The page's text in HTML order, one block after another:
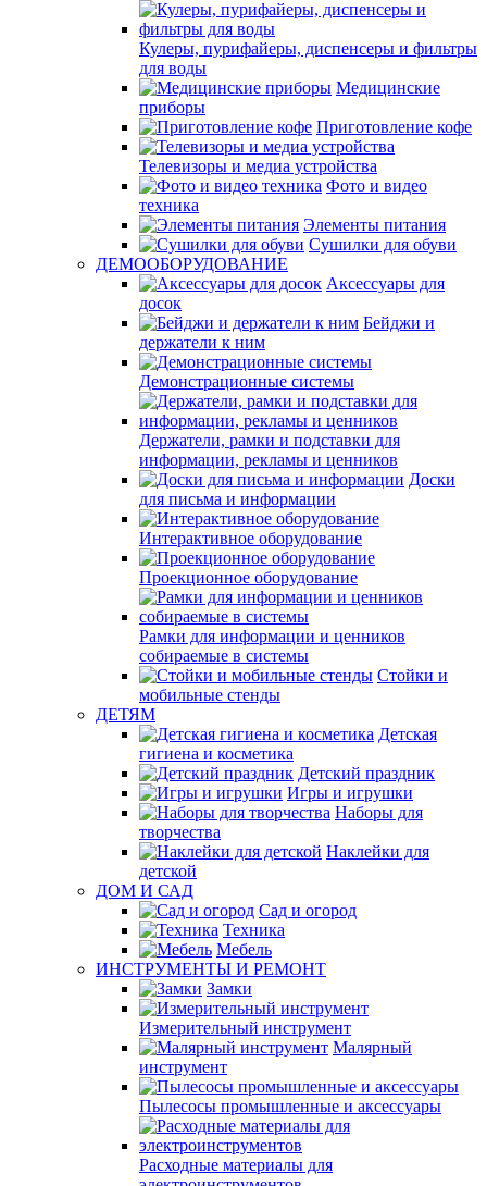
Кулеры, пурифайеры, диспенсеры и фильтры
для воды
Медицинские
приборы
Приготовление кофе
Телевизоры и медиа устройства
Фото и видео
техника
Элементы питания
Сушилки для обуви
ДЕМООБОРУДОВАНИЕ
Аксессуары для
досок
Бейджи и
держатели к ним
Демонстрационные системы
Держатели, рамки и подставки для
информации, рекламы и ценников
Доски
для письма и информации
Интерактивное оборудование
Проекционное оборудование
Рамки для информации и ценников
собираемые в системы
Стойки и
мобильные стенды
ДЕТЯМ
Детская
гигиена и косметика
Детский праздник
Игры и игрушки
Наборы для
творчества
Наклейки для
детской
ДОМ И САД
Сад и огород
Техника
Мебель
ИНСТРУМЕНТЫ И РЕМОНТ
Замки
Измерительный инструмент
Малярный
инструмент
Пылесосы промышленные и аксессуары
Расходные материалы для